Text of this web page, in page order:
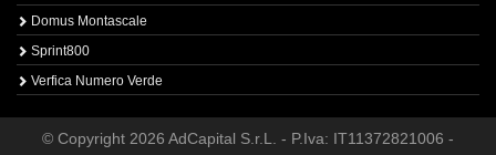
Domus Montascale
Sprint800
Verfica Numero Verde
© Copyright 2026 AdCapital S.r.L. - P.Iva: IT11372821006 -